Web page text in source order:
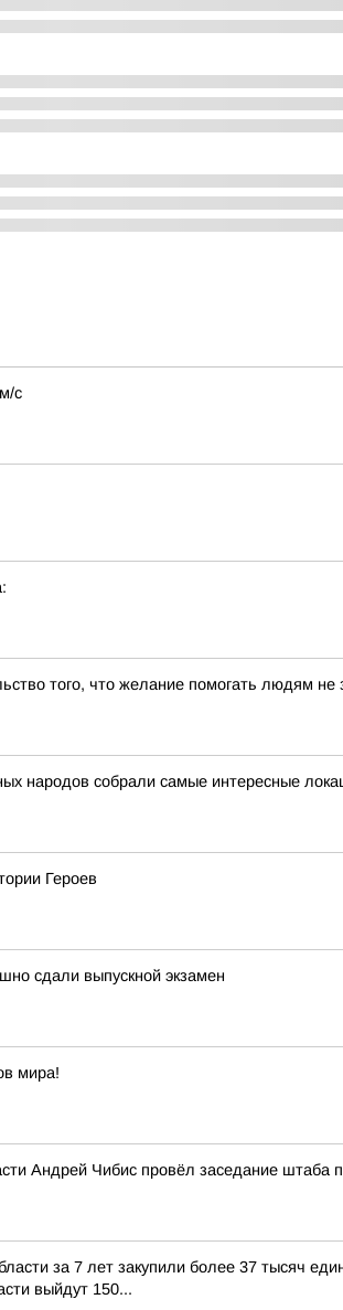
с
того, что желание помогать людям не
народов собрали самые интересные
Героев
сдали выпускной экзамен
мира!
Андрей Чибис провёл заседание штаба
за 7 лет закупили более 37 тысяч
выйдут 150...